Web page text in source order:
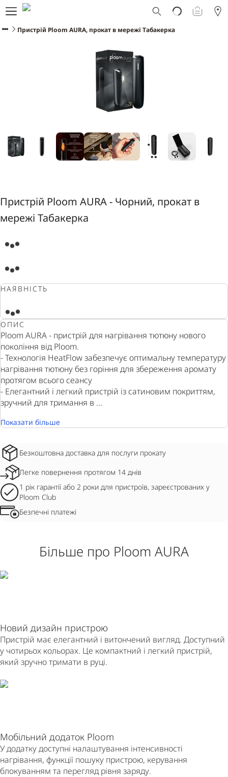
Що таке Ploom AURA?
Каталог
Програма Смарт Апгрейд
Служба підтримки Ploom
Прокат пристрою Ploom AURA
УКРАЇНСЬКА
Пристрій Ploom AURA, прокат в мережі Табакерка
Пристрій Ploom AURA - Чорний, прокат в
мережі Табакерка
НАЯВНІСТЬ
ОПИС
Ploom AURA - пристрій для нагрівання тютюну нового
покоління від Ploom.
- Технологія HeatFlow забезпечує оптимальну температуру
нагрівання тютюну без горіння для збереження аромату
протягом всього сеансу
- Елегантний і легкий пристрій із сатиновим покриттям,
зручний для тримання в ...
Показати більше
Безкоштовна доставка для послуги прокату
Легке повернення протягом 14 днів
1 рік гарантії або 2 роки для пристроїв, зареєстрованих у
Ploom Club
Безпечні платежі
Більше про Ploom AURA
Новий дизайн пристрою
Пристрій має елегантний і витончений вигляд. Доступний
у чотирьох кольорах. Це компактний і легкий пристрій,
який зручно тримати в руці.
Мобільний додаток Ploom
У додатку доступні налаштування інтенсивності
нагрівання, функції пошуку пристрою, керування
блокуванням та перегляд рівня заряду.